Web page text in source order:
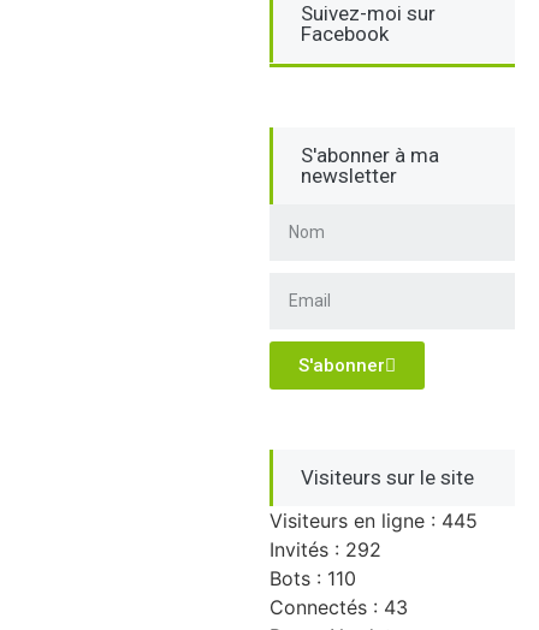
Suivez-moi sur
Facebook
S'abonner à ma
newsletter
S'abonner
Visiteurs sur le site
Visiteurs en ligne : 445
Invités : 292
Bots : 110
Connectés : 43